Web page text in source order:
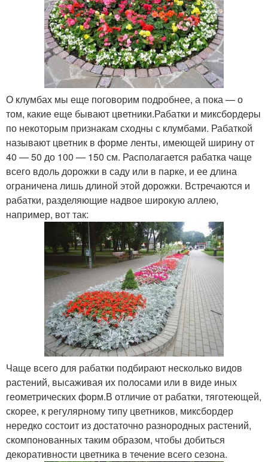
О клумбах мы еще поговорим подробнее, а пока — о
том, какие еще бывают цветники.Рабатки и миксбордеры
по некоторым признакам сходны с клумбами. Рабаткой
называют цветник в форме ленты, имеющей ширину от
40 — 50 до 100 — 150 см. Располагается рабатка чаще
всего вдоль дорожки в саду или в парке, и ее длина
ограничена лишь длиной этой дорожки. Встречаются и
рабатки, разделяющие надвое широкую аллею,
например, вот так:
Чаще всего для рабатки подбирают несколько видов
растений, высаживая их полосами или в виде иных
геометрических форм.В отличие от рабатки, тяготеющей,
скорее, к регулярному типу цветников, миксбордер
нередко состоит из достаточно разнородных растений,
скомпонованных таким образом, чтобы добиться
декоративности цветника в течение всего сезона.